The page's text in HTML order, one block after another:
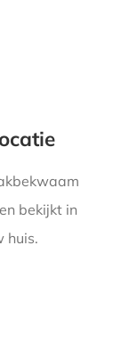
bekijkt in
huis.